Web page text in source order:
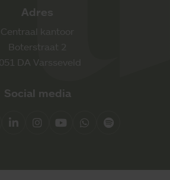
Adres
Centraal kantoor
Boterstraat 2
DA Varsseveld
Social media
LinkedInInstagram
YouTubeWhatsapp
Spotify